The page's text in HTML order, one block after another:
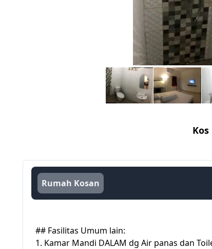
Rumah Kosan
## Fasilitas Umum lain:
1. Kamar Mandi DALAM dg Air panas dan